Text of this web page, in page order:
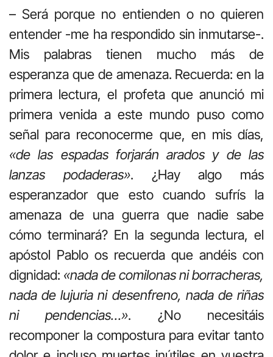
– Será porque no entienden o no quieren
entender -me ha respondido sin inmutarse-.
Mis palabras tienen mucho más de
esperanza que de amenaza. Recuerda: en la
primera lectura, el profeta que anunció mi
primera venida a este mundo puso como
señal para reconocerme que, en mis días,
«de las espadas forjarán arados y de las
lanzas podaderas». ¿Hay algo más
esperanzador que esto cuando sufrís la
amenaza de una guerra que nadie sabe
cómo terminará? En la segunda lectura, el
apóstol Pablo os recuerda que andéis con
dignidad: «nada de comilonas ni borracheras,
nada de lujuria ni desenfreno, nada de riñas
ni pendencias…». ¿No necesitáis
recomponer la compostura para evitar tanto